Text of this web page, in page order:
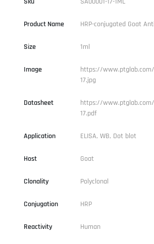
Product Name HRP-conjugated Goat
Size 1ml
Image
https://
17.jpg
Datasheet
https://
17.pdf
Application ELISA, WB, Dot blot
Host Goat
Clonality Polyclonal
Conjugation HRP
Reactivity Human